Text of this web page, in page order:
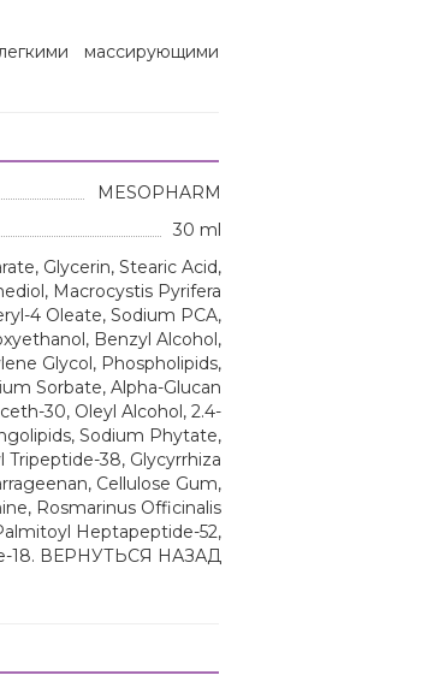
массирующими
MESOPHARM
30 ml
Glycerin, Stearic Acid,
Macrocystis Pyrifera
4 Oleate, Sodium PCA,
Benzyl Alcohol,
Glycol, Phospholipids,
Sorbate, Alpha-Glucan
30, Oleyl Alcohol, 2.4-
Sodium Phytate,
Tripeptide-38, Glycyrrhiza
Cellulose Gum,
Rosmarinus Officinalis
Heptapeptide-52,
18. ВЕРНУТЬСЯ НАЗАД